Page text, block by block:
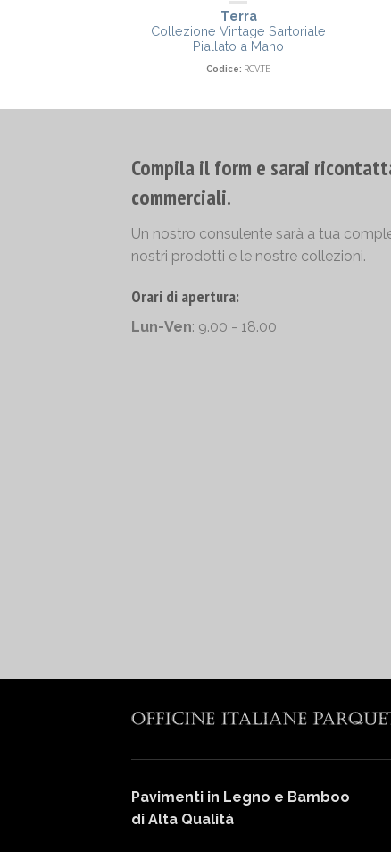
Terra
Collezione Vintage Sartoriale
Piallato a Mano
Codice: RCV.TE
Compila il form e sarai
commerciali.
Un nostro consulente sarà a tua
nostri prodotti e le nostre collezioni.
Orari di apertura:
Lun-Ven: 9.00 - 18.00
Pavimenti in Legno e Bamboo
di Alta Qualità